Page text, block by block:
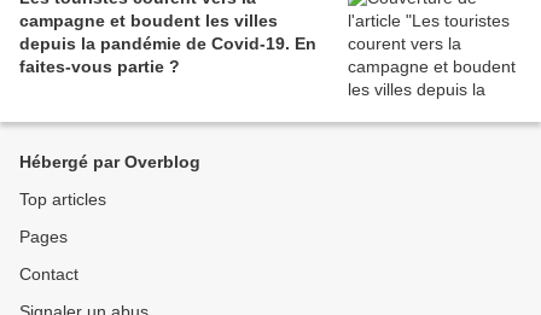
campagne et boudent les villes
depuis la pandémie de Covid‑19. En
faites‑vous partie ?
Hébergé par Overblog
Top articles
Pages
Contact